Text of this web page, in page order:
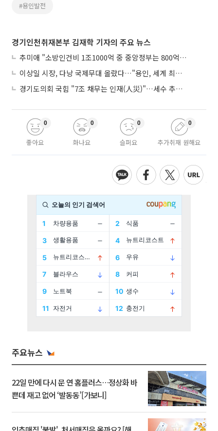
#용인발전
경기인천취재본부 김재학 기자의 주요 뉴스
추미애 "소방인건비 1조1000억 중 중앙정부는 800억뿐"
이상일 시장, 다낭 국제무대 올랐다…"용인, 세계 최대 반도체 도시 된다"
경기도의회 국힘 "7조 채무는 인재(人災)"…세수 추계 조작 의혹 제기
좋아요
0
화나요
0
슬퍼요
0
추가취재 원해요
0
주요뉴스
22일 만에 다시 문 연 홈플러스…정상화 바
쁜데 재고 없어 ‘발동동’[가보니]